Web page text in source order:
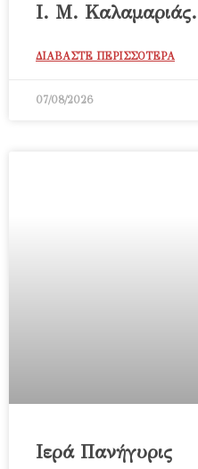
Ι. Μ. Καλαμαριάς.
ΔΙΑΒΑΣΤΕ ΠΕΡΙΣΣΟΤΕΡΑ
07/08/2026
Ιερά Πανήγυρις